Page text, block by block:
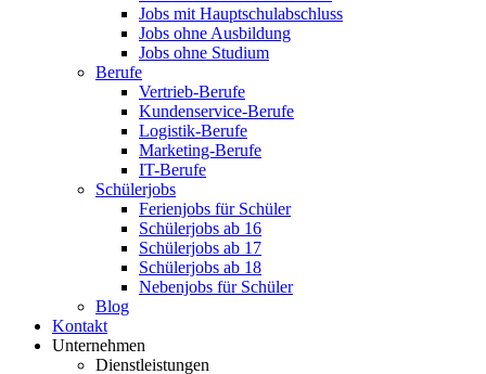
Jobs mit Hauptschulabschluss
Jobs ohne Ausbildung
Jobs ohne Studium
Berufe
Vertrieb-Berufe
Kundenservice-Berufe
Logistik-Berufe
Marketing-Berufe
IT-Berufe
Schülerjobs
Ferienjobs für Schüler
Schülerjobs ab 16
Schülerjobs ab 17
Schülerjobs ab 18
Nebenjobs für Schüler
Blog
Kontakt
Unternehmen
Dienstleistungen